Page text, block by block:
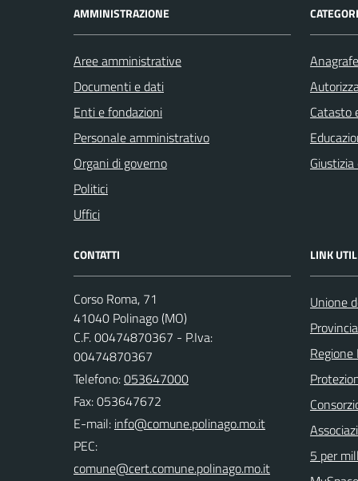
AMMINISTRAZIONE
Aree amministrative
Documenti e dati
Enti e fondazioni
Personale amministrativo
Organi di governo
Politici
Uffici
Catasto
CONTATTI
Corso Roma, 71
41040 Polinago (MO)
C.F. 00474870367 - P.Iva:
00474870367
Telefono:053647000
Fax: 053647672
E-mail:
PEC:
LINK
Unione
5 per